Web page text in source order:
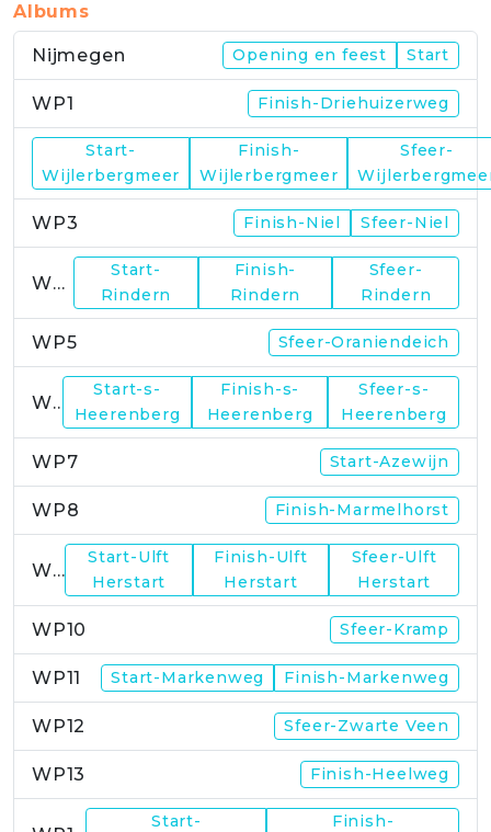
Albums
Nijmegen Opening en feest Start
WP1 Finish-Driehuizerweg
WP2
Start-
Wijlerbergmeer
Finish-
Wijlerbergmeer
Sfeer-
WP3 Finish-Niel Sfeer-Niel
WP4
Start-
Rindern
Finish-
Rindern
Sfeer-
Rindern
WP5 Sfeer-Oraniendeich
WP6
Start-s-
Heerenberg
Finish-s-
Heerenberg
Sfeer-s-
Heerenberg
WP7 Start-Azewijn
WP8 Finish-Marmelhorst
WP9
Start-Ulft
Herstart
Finish-Ulft
Herstart
Sfeer-Ulft
Herstart
WP10 Sfeer-Kramp
WP11 Start-Markenweg Finish-Markenweg
WP12 Sfeer-Zwarte Veen
WP13 Finish-Heelweg
Start- Finish-